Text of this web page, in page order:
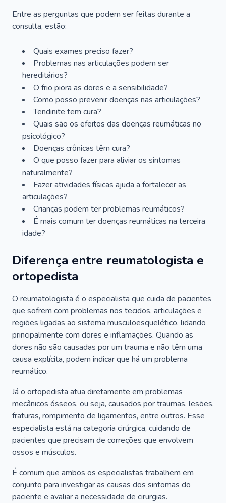
Entre as perguntas que podem ser feitas durante a
consulta, estão:
Quais exames preciso fazer?
Problemas nas articulações podem ser
hereditários?
O frio piora as dores e a sensibilidade?
Como posso prevenir doenças nas articulações?
Tendinite tem cura?
Quais são os efeitos das doenças reumáticas no
psicológico?
Doenças crônicas têm cura?
O que posso fazer para aliviar os sintomas
naturalmente?
Fazer atividades físicas ajuda a fortalecer as
articulações?
Crianças podem ter problemas reumáticos?
É mais comum ter doenças reumáticas na terceira
idade?
Diferença entre reumatologista e
ortopedista
O reumatologista é o especialista que cuida de pacientes
que sofrem com problemas nos tecidos, articulações e
regiões ligadas ao sistema musculoesquelético, lidando
principalmente com dores e inflamações. Quando as
dores não são causadas por um trauma e não têm uma
causa explícita, podem indicar que há um problema
reumático.
Já o ortopedista atua diretamente em problemas
mecânicos ósseos, ou seja, causados por traumas, lesões,
fraturas, rompimento de ligamentos, entre outros. Esse
especialista está na categoria cirúrgica, cuidando de
pacientes que precisam de correções que envolvem
ossos e músculos.
É comum que ambos os especialistas trabalhem em
conjunto para investigar as causas dos sintomas do
paciente e avaliar a necessidade de cirurgias.